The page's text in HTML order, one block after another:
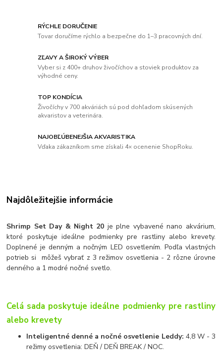
RÝCHLE DORUČENIE
Tovar doručíme rýchlo a bezpečne do 1–3 pracovných dní.
ZĽAVY A ŠIROKÝ VÝBER
Vyber si z 400+ druhov živočíchov a stoviek produktov za
výhodné ceny.
TOP KONDÍCIA
Živočíchy v 700 akváriách sú pod dohľadom skúsených
akvaristov a veterinára.
NAJOBĽÚBENEJŠIA AKVARISTIKA
Vďaka zákazníkom sme získali 4× ocenenie ShopRoku.
Najdôležitejšie informácie
Shrimp Set Day & Night 20 je plne vybavené nano akvárium,
ktoré poskytuje ideálne podmienky pre rastliny alebo krevety.
Doplnené je denným a nočným LED osvetlením. Podľa vlastných
potrieb si môžeš vybrať z 3 režimov osvetlenia - 2 rôzne úrovne
denného a 1 modré nočné svetlo.
Celá sada poskytuje ideálne podmienky pre rastliny
alebo krevety
Inteligentné denné a nočné osvetlenie Leddy: 4,8 W - 3
režimy osvetlenia: DEŇ / DEŇ BREAK / NOC.